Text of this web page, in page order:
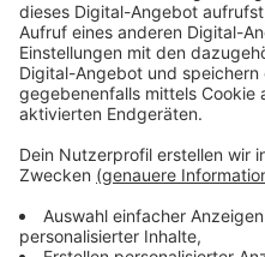
nicht.
Anzeige
Flughafenumfeld in
Rheinmetall sensibel
Anzeige